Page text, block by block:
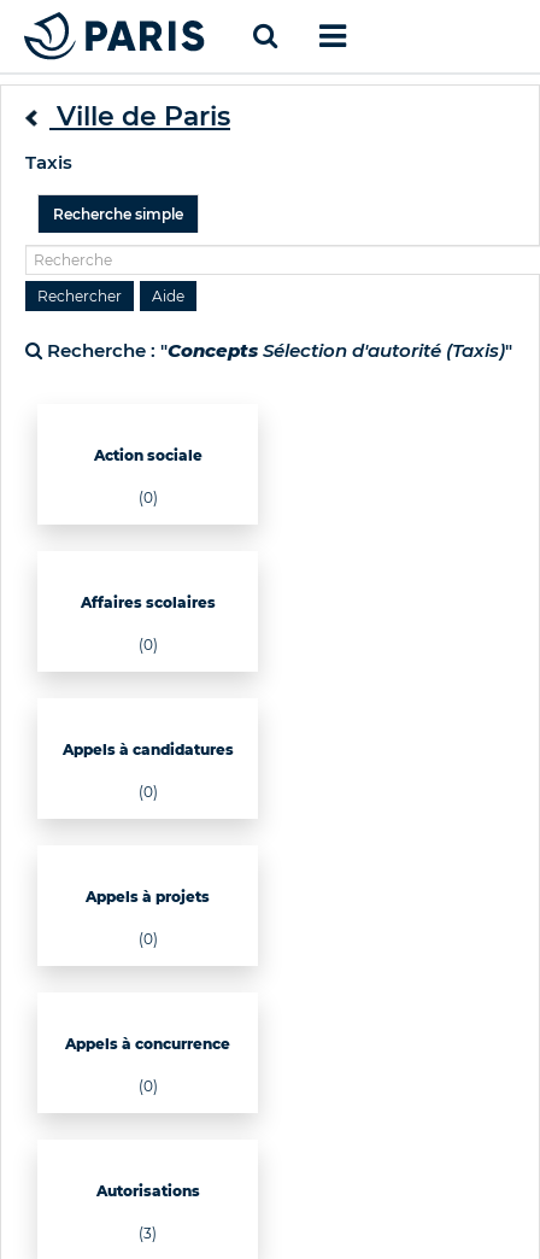
Ville de Paris
Taxis
Recherche simple
Recherche : "Concepts Sélection d'autorité (Taxis)"
Action sociale
(0)
Affaires scolaires
(0)
Appels à candidatures
(0)
Appels à projets
(0)
Appels à concurrence
(0)
Autorisations
(3)